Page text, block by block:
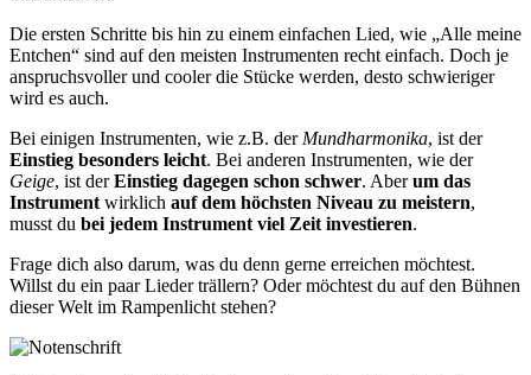
Die ersten Schritte bis hin zu einem einfachen Lied, wie „Alle meine
Entchen“ sind auf den meisten Instrumenten recht einfach. Doch je
anspruchsvoller und cooler die Stücke werden, desto schwieriger
wird es auch.
Bei einigen Instrumenten, wie z.B. der Mundharmonika, ist der
Einstieg besonders leicht. Bei anderen Instrumenten, wie der
Geige, ist derEinstieg dagegen schon schwer. Aberum das
Instrument wirklich auf dem höchsten Niveau zu meistern,
musst du bei jedem Instrument viel Zeit investieren.
Frage dich also darum, was du denn gerne erreichen möchtest.
Willst du ein paar Lieder trällern? Oder möchtest du auf den Bühnen
dieser Welt im Rampenlicht stehen?